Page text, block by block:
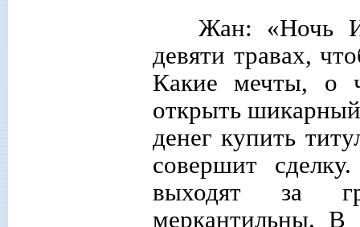
Жан: «Ночь
девяти травах,
Какие мечты, о
открыть
денег купить
совершит
выходят за
меркантильны. В